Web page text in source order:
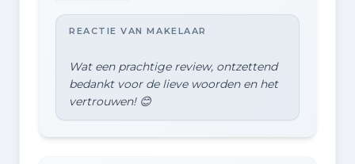
REACTIE VAN MAKELAAR
Wat een prachtige review, ontzettend
bedankt voor de lieve woorden en het